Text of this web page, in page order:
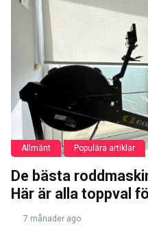
Allmänt Populära artiklar
De bästa
Här är alla toppval
7 månader ago